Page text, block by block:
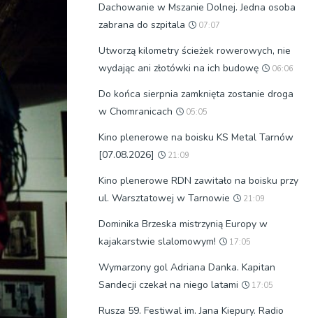
Dachowanie w Mszanie Dolnej. Jedna osoba
zabrana do szpitala
07:07
Utworzą kilometry ścieżek rowerowych, nie
wydając ani złotówki na ich budowę
06:06
Do końca sierpnia zamknięta zostanie droga
w Chomranicach
05:05
Kino plenerowe na boisku KS Metal Tarnów
[07.08.2026]
21:09
Kino plenerowe RDN zawitało na boisku przy
ul. Warsztatowej w Tarnowie
21:09
Dominika Brzeska mistrzynią Europy w
kajakarstwie slalomowym!
17:05
Wymarzony gol Adriana Danka. Kapitan
Sandecji czekał na niego latami
17:05
Rusza 59. Festiwal im. Jana Kiepury. Radio